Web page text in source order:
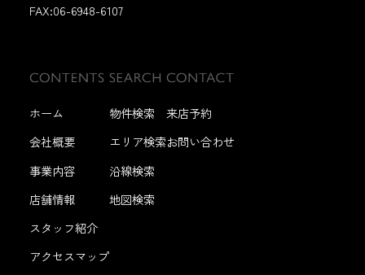
FAX:06-6948-6107
ホーム
会社概要
事業内容
店舗情報
スタッフ紹介
アクセスマップ
物件検索
エリア検索
沿線検索
地図検索
来店予約
お問い合わせ